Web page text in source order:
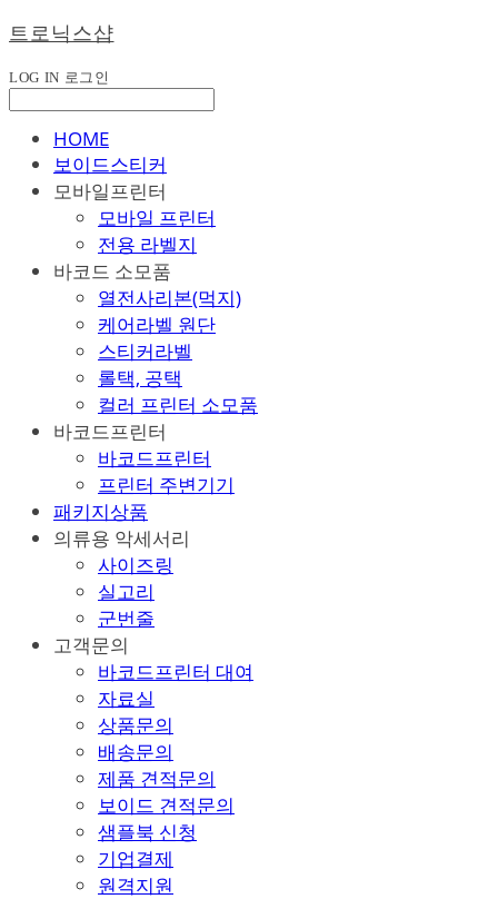
트로닉스샵
LOG IN 로그인
HOME
보이드스티커
모바일프린터
모바일 프린터
전용 라벨지
바코드 소모품
열전사리본(먹지)
케어라벨 원단
스티커라벨
롤택, 공택
컬러 프린터 소모품
바코드프린터
바코드프린터
프린터 주변기기
패키지상품
의류용 악세서리
사이즈링
실고리
군번줄
고객문의
바코드프린터 대여
자료실
상품문의
배송문의
제품 견적문의
보이드 견적문의
샘플북 신청
기업결제
원격지원